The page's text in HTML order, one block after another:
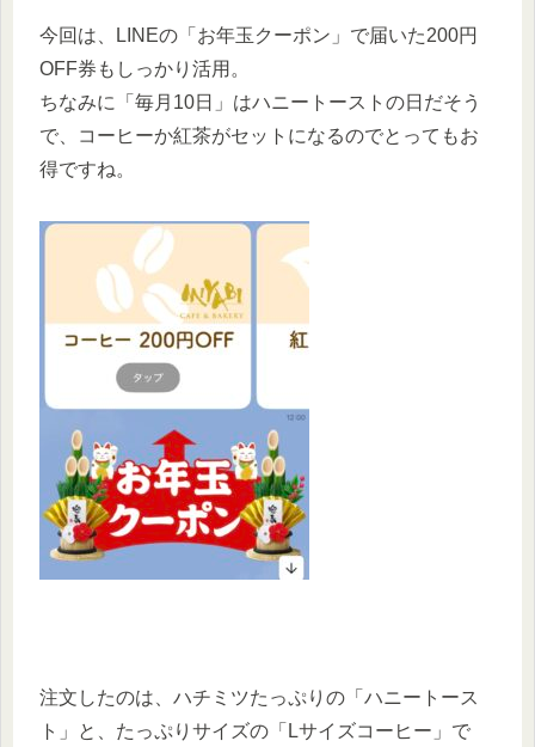
今回は、LINEの「お年玉クーポン」で届いた200円
OFF券もしっかり活用。
ちなみに「毎月10日」はハニートーストの日だそう
で、コーヒーか紅茶がセットになるのでとってもお
得ですね。
注文したのは、ハチミツたっぷりの「ハニートース
ト」と、たっぷりサイズの「Lサイズコーヒー」で